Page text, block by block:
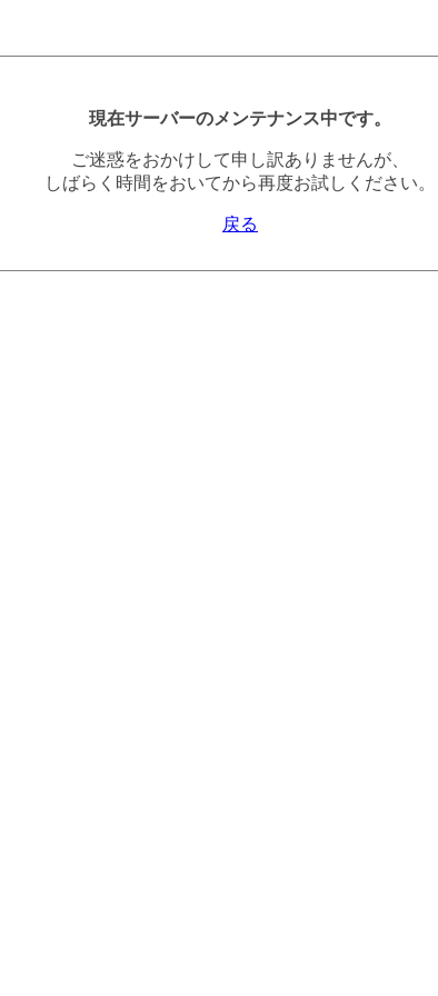
現在サーバーのメンテナンス中です。
ご迷惑をおかけして申し訳ありませんが、
しばらく時間をおいてから再度お試しください。
戻る